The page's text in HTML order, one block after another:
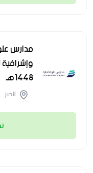
مدارس
1448هـ
الخبر